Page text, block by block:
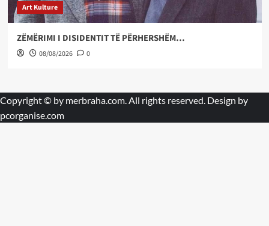
Art Kulture
ZËMËRIMI I DISIDENTIT TË PËRHERSHËM…
08/08/2026 0
Copyright © by merbraha.com. All rights reserved. Design by
pcorganise.com